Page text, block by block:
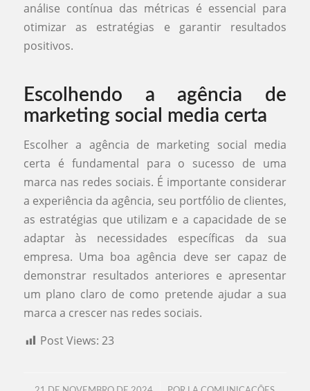
análise contínua das métricas é essencial para
otimizar as estratégias e garantir resultados
positivos.
Escolhendo a agência de
marketing social media certa
Escolher a agência de marketing social media
certa é fundamental para o sucesso de uma
marca nas redes sociais. É importante considerar
a experiência da agência, seu portfólio de clientes,
as estratégias que utilizam e a capacidade de se
adaptar às necessidades específicas da sua
empresa. Uma boa agência deve ser capaz de
demonstrar resultados anteriores e apresentar
um plano claro de como pretende ajudar a sua
marca a crescer nas redes sociais.
Post Views: 23